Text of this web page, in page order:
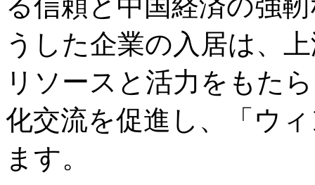
る信頼と中国経済の強
うした企業の入居は、
リソースと活力をもた
化交流を促進し、「ウ
ます。